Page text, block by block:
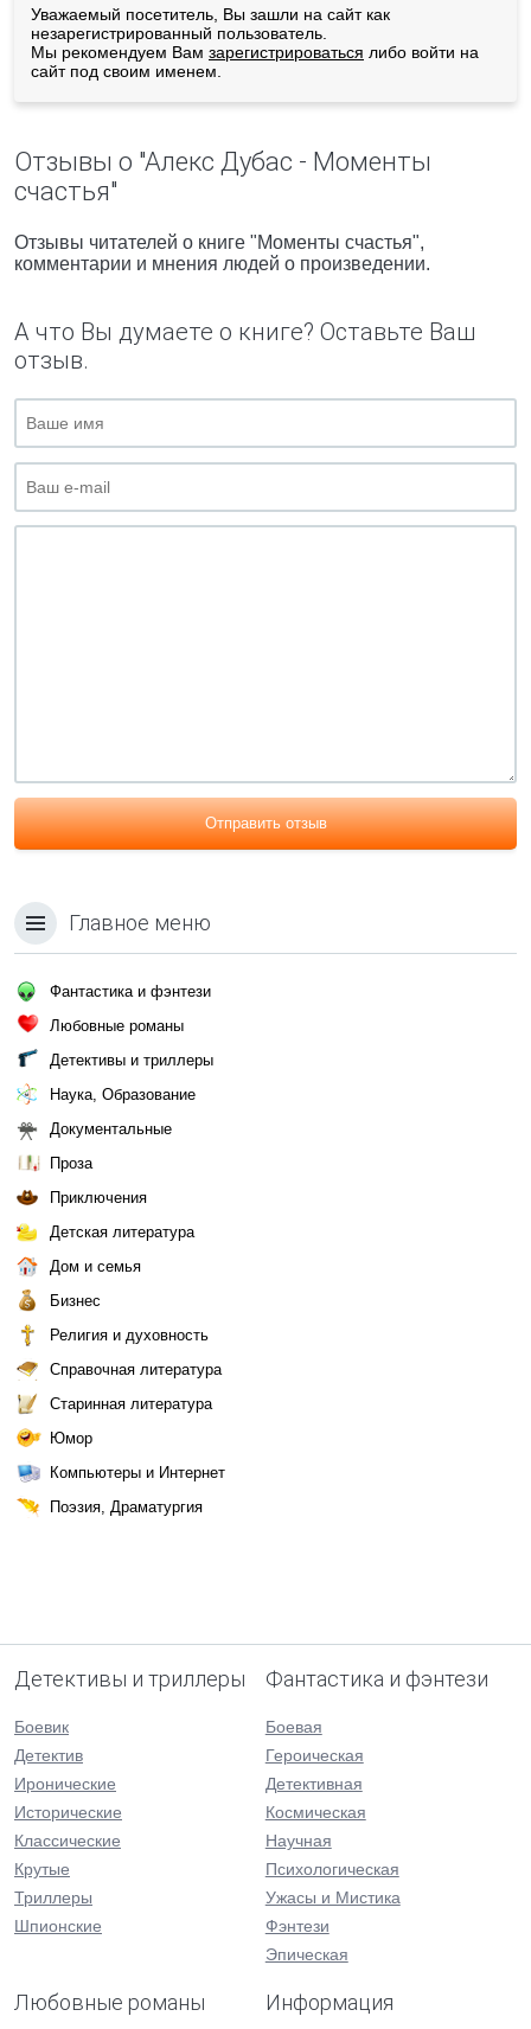
Уважаемый посетитель, Вы зашли на сайт как
незарегистрированный пользователь.
Мы рекомендуем Вам зарегистрироваться либо войти на
сайт под своим именем.
Отзывы о "Алекс Дубас - Моменты
счастья"
Отзывы читателей о книге "Моменты счастья",
комментарии и мнения людей о произведении.
А что Вы думаете о книге? Оставьте Ваш
отзыв.
Отправить отзыв
Главное меню
Фантастика и фэнтези
Любовные романы
Детективы и триллеры
Наука, Образование
Документальные
Проза
Приключения
Детская литература
Дом и семья
Бизнес
Религия и духовность
Справочная литература
Старинная литература
Юмор
Компьютеры и Интернет
Поэзия, Драматургия
Детективы и триллеры
Боевик
Детектив
Иронические
Исторические
Классические
Крутые
Триллеры
Шпионские
Фантастика и фэнтези
Боевая
Героическая
Детективная
Космическая
Научная
Психологическая
Ужасы и Мистика
Фэнтези
Эпическая
Любовные романы Информация